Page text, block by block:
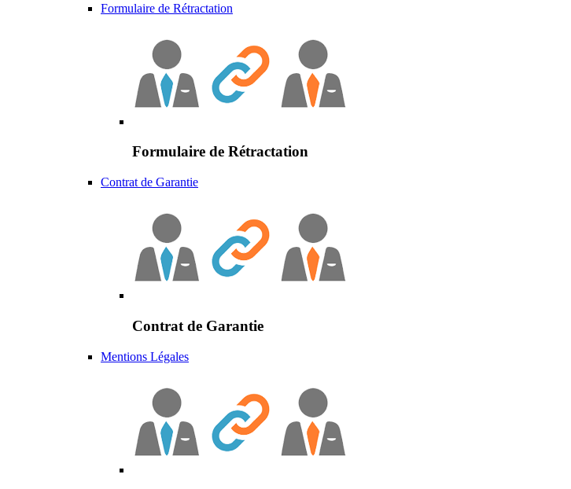
Formulaire de Rétractation
Formulaire de Rétractation
Contrat de Garantie
Contrat de Garantie
Mentions Légales